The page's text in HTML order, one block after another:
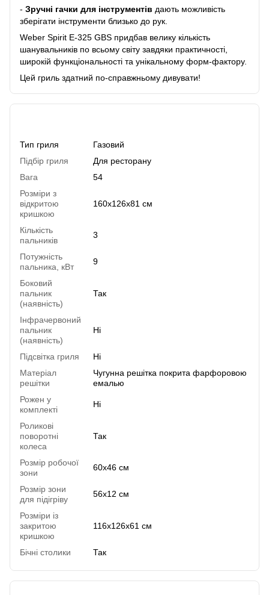
- Зручні гачки для інструментів дають можливість
зберігати інструменти близько до рук.
Weber Spirit E-325 GBS придбав велику кількість
шанувальників по всьому світу завдяки практичності,
широкій функціональності та унікальному форм-фактору.
Цей гриль здатний по-справжньому дивувати!
Тип гриля
Газовий
Підбір гриля
Для ресторану
Вага
54
Розміри з
відкритою
кришкою
160х126х81 см
Кількість
пальників
3
Потужність
пальника, кВт
9
Боковий
пальник
(наявність)
Так
Інфрачервоний
пальник
(наявність)
Ні
Підсвітка гриля
Ні
Матеріал
решітки
Чугунна решітка покрита фарфоровою
емалью
Рожен у
комплекті
Ні
Роликові
поворотні
колеса
Так
Розмір робочої
зони
60х46 см
Розмір зони
для підігріву
56х12 см
Розміри із
закритою
кришкою
116х126х61 см
Бічні столики Так